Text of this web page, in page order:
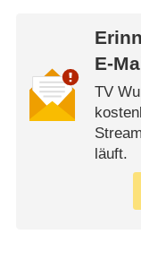
E-
TV
läuft.